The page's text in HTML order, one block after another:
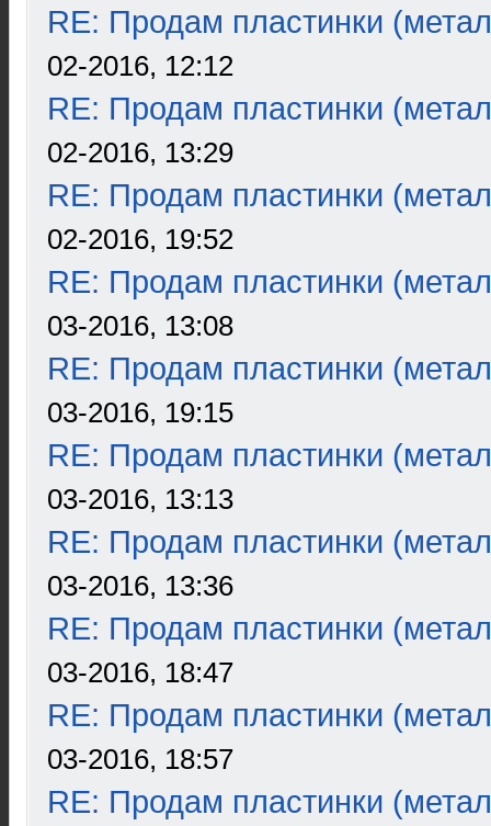
RE: Продам пластинки
02-2016, 12:12
RE: Продам пластинки
02-2016, 13:29
RE: Продам пластинки
02-2016, 19:52
RE: Продам пластинки
03-2016, 13:08
RE: Продам пластинки
03-2016, 19:15
RE: Продам пластинки
03-2016, 13:13
RE: Продам пластинки
03-2016, 13:36
RE: Продам пластинки
03-2016, 18:47
RE: Продам пластинки
03-2016, 18:57
RE: Продам пластинки